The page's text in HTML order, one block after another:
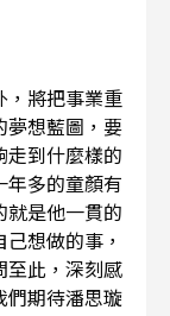
，將把事業重
夢想藍圖，要
走到什麼樣的
年多的童顏有
就是他一貫的
想做的事，
至此，深刻感
們期待潘思璇